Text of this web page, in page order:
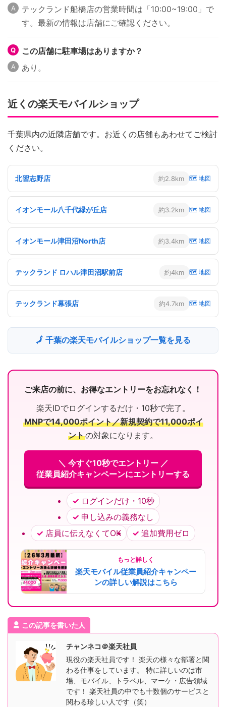
テックランド船橋店の営業時間は「10:00~19:00」で
す。最新の情報は店舗にご確認ください。
この店舗に駐車場はありますか？
あり。
近くの楽天モバイルショップ
千葉県内の近隣店舗です。お近くの店舗もあわせてご検討
ください。
北習志野店 約2.8km 🗺 地図
イオンモール八千代緑が丘店 約3.2km 🗺 地図
イオンモール津田沼North店 約3.4km 🗺 地図
テックランド ロハル津田沼駅前店 約4km 🗺 地図
テックランド幕張店 約4.7km 🗺 地図
🗾 千葉の楽天モバイルショップ一覧を見る
ご来店の前に、お得なエントリーをお忘れなく！
楽天IDでログインするだけ・10秒で完了。
MNPで14,000ポイント／新規契約で11,000ポイ
ントの対象になります。
＼ 今すぐ10秒でエントリー ／
従業員紹介キャンペーンにエントリーする
ログインだけ・10秒
申し込みの義務なし
店員に伝えなくてOK
追加費用ゼロ
もっと詳しく
楽天モバイル従業員紹介キャンペー
ンの詳しい解説はこちら
この記事を書いた人
チャンネコ＠楽天社員
現役の楽天社員です！ 楽天の様々な部署と関
わる仕事をしています。 特に詳しいのは市
場、モバイル、トラベル、マーケ・広告領域
です！ 楽天社員の中でも十数個のサービスと
関わる珍しい人です（笑）